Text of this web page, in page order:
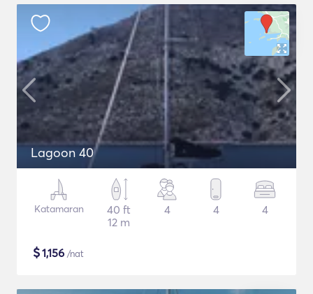
Lagoon 40
Katamaran
40 ft
12 m
4 4 4
$1,156 /nat